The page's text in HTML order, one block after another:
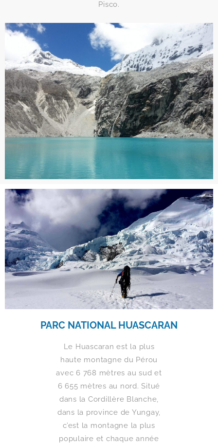
Pisco.
PARC NATIONAL HUASCARAN
Le Huascaran est la plus
haute montagne du Pérou
avec 6 768 mètres au sud et
6 655 mètres au nord. Situé
dans la Cordillère Blanche,
dans la province de Yungay,
c’est la montagne la plus
populaire et chaque année